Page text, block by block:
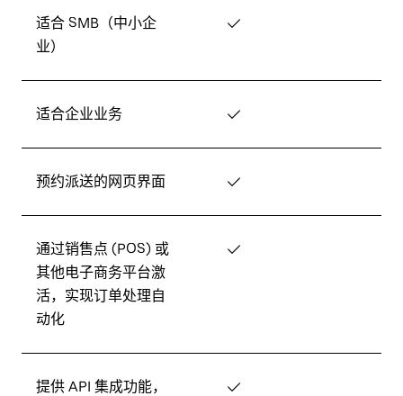
适合 SMB（中小企
业）
✓
适合企业业务 ✓
预约派送的网页界面 ✓
通过销售点 (POS) 或
其他电子商务平台激
活，实现订单处理自
动化
✓
提供 API 集成功能，
✓